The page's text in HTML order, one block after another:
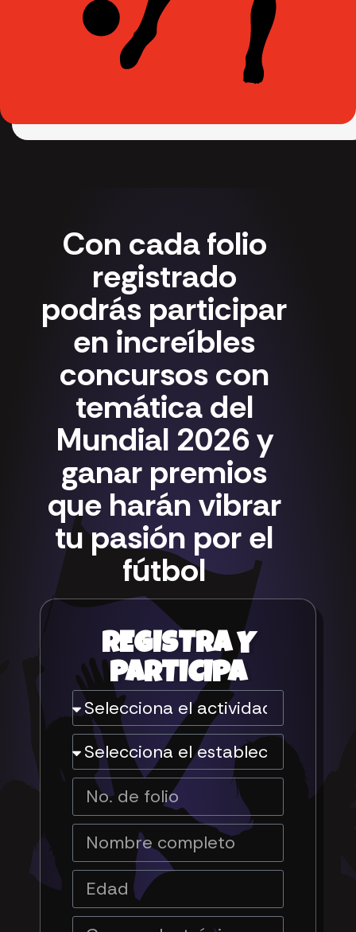
Con cada folio
registrado
podrás participar
en increíbles
concursos con
temática del
Mundial 2026 y
ganar premios
que harán vibrar
tu pasión por el
fútbol
REGISTRA Y
PARTICIPA